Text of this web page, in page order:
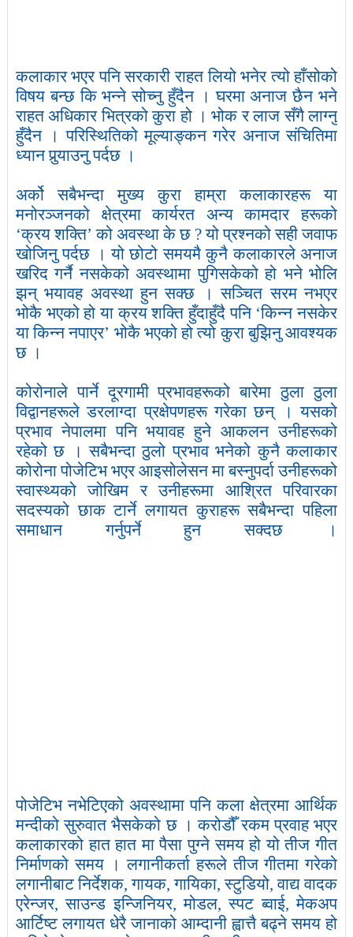
कलाकार भएर पनि सरकारी राहत लियो भनेर त्यो हाँसोको
विषय बन्छ कि भन्ने सोच्नु हुँदैन । घरमा अनाज छैन भने
राहत अधिकार भित्रको कुरा हो । भोक र लाज सँगै लाग्नु
हुँदैन । परिस्थितिको मूल्याङ्कन गरेर अनाज संचितिमा
ध्यान पुर्‍याउनु पर्दछ ।
अर्को सबैभन्दा मुख्य कुरा हाम्रा कलाकारहरू या
मनोरञ्जनको क्षेत्रमा कार्यरत अन्य कामदार हरूको
‘क्रय शक्ति’को अवस्था के छ ?यो प्रश्नको सही जवाफ
खोजिनु पर्दछ । यो छोटो समयमै कुनै कलाकारले अनाज
खरिद गर्नै नसकेको अवस्थामा पुगिसकेको हो भने भोलि
झन् भयावह अवस्था हुन सक्छ । सञ्चित सरम नभएर
भोकै भएको हो या क्रय शक्ति हुँदाहुँदै पनि ‘किन्न नसकेर
या किन्न नपाएर’ भोकै भएको हो त्यो कुरा बुझिनु आवश्यक
छ ।
कोरोनाले पार्ने दूरगामी प्रभावहरूको बारेमा ठुला ठुला
विद्वानहरूले डरलाग्दा प्रक्षेपणहरू गरेका छन् । यसको
प्रभाव नेपालमा पनि भयावह हुने आकलन उनीहरूको
रहेको छ । सबैभन्दा ठुलो प्रभाव भनेको कुनै कलाकार
कोरोना पोजेटिभ भएर आइसोलेसन मा बस्नुपर्दा उनीहरूको
स्वास्थ्यको जोखिम र उनीहरूमा आश्रित परिवारका
सदस्यको छाक टार्ने लगायत कुराहरू सबैभन्दा पहिला
समाधान गर्नुपर्ने हुन सक्दछ ।
पोजेटिभ नभेटिएको अवस्थामा पनि कला क्षेत्रमा आर्थिक
मन्दीको सुरुवात भैसकेको छ । करोडौँ रकम प्रवाह भएर
कलाकारको हात हात मा पैसा पुग्ने समय हो यो तीज गीत
निर्माणको समय । लगानीकर्ता हरूले तीज गीतमा गरेको
लगानीबाट निर्देशक,गायक,गायिका,स्टुडियो,वाद्य वादक
एरेन्जर,साउन्ड इन्जिनियर,मोडल,स्पट ब्वाई,मेकअप
आर्टिष्ट लगायत धेरै जानाको आम्दानी ह्वात्तै बढ्ने समय हो